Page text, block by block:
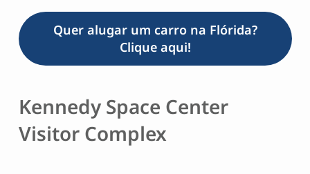
Quer alugar um carro na Flórida?
Clique aqui!
Kennedy Space Center
Visitor Complex